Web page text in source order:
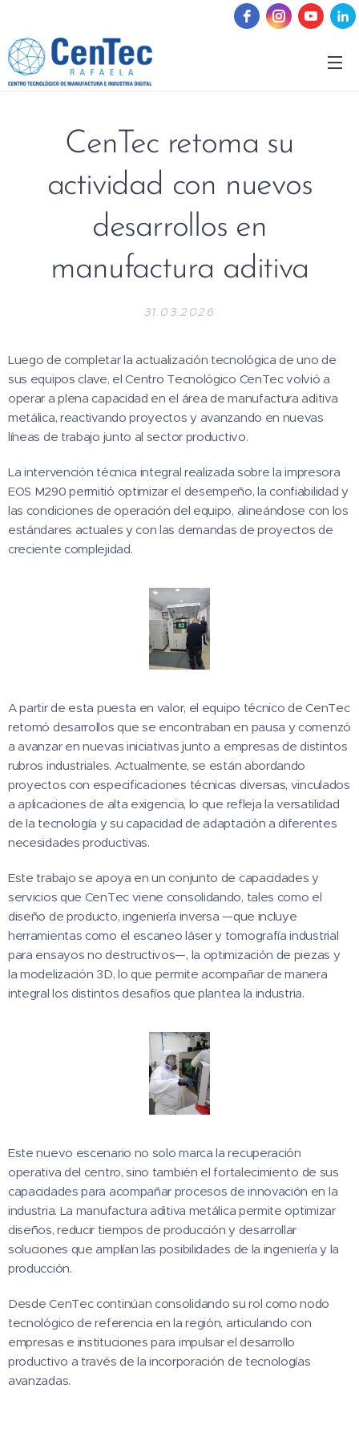
CenTec retoma su
actividad con nuevos
desarrollos en
manufactura aditiva
31.03.2026
Luego de completar la actualización tecnológica de uno de
sus equipos clave, el Centro Tecnológico CenTec volvió a
operar a plena capacidad en el área de manufactura aditiva
metálica, reactivando proyectos y avanzando en nuevas
líneas de trabajo junto al sector productivo.
La intervención técnica integral realizada sobre la impresora
EOS M290 permitió optimizar el desempeño, la confiabilidad y
las condiciones de operación del equipo, alineándose con los
estándares actuales y con las demandas de proyectos de
creciente complejidad.
A partir de esta puesta en valor, el equipo técnico de CenTec
retomó desarrollos que se encontraban en pausa y comenzó
a avanzar en nuevas iniciativas junto a empresas de distintos
rubros industriales. Actualmente, se están abordando
proyectos con especificaciones técnicas diversas, vinculados
a aplicaciones de alta exigencia, lo que refleja la versatilidad
de la tecnología y su capacidad de adaptación a diferentes
necesidades productivas.
Este trabajo se apoya en un conjunto de capacidades y
servicios que CenTec viene consolidando, tales como el
diseño de producto, ingeniería inversa —que incluye
herramientas como el escaneo láser y tomografía industrial
para ensayos no destructivos—, la optimización de piezas y
la modelización 3D, lo que permite acompañar de manera
integral los distintos desafíos que plantea la industria.
Este nuevo escenario no solo marca la recuperación
operativa del centro, sino también el fortalecimiento de sus
capacidades para acompañar procesos de innovación en la
industria. La manufactura aditiva metálica permite optimizar
diseños, reducir tiempos de producción y desarrollar
soluciones que amplían las posibilidades de la ingeniería y la
producción.
Desde CenTec continúan consolidando su rol como nodo
tecnológico de referencia en la región, articulando con
empresas e instituciones para impulsar el desarrollo
productivo a través de la incorporación de tecnologías
avanzadas.